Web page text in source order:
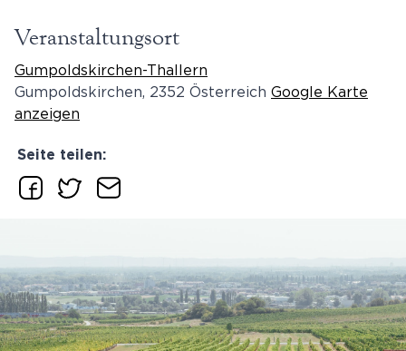
Veranstaltungsort
Gumpoldskirchen-Thallern
Gumpoldskirchen, 2352 Österreich Google Karte
anzeigen
Seite teilen: